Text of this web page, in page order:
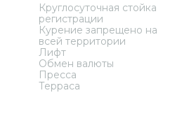
Круглосуточная стойка
регистрации
Курение запрещено на
всей территории
Лифт
Обмен валюты
Пресса
Терраса